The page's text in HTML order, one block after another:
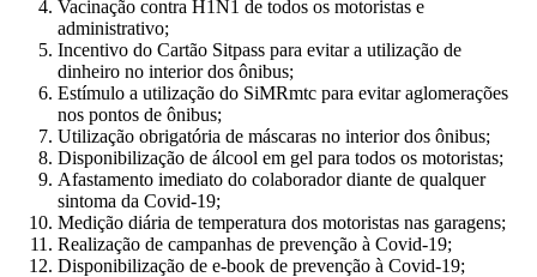
Vacinação contra H1N1 de todos os motoristas e
administrativo;
Incentivo do Cartão Sitpass para evitar a utilização de
dinheiro no interior dos ônibus;
Estímulo a utilização do SiMRmtc para evitar aglomerações
nos pontos de ônibus;
Utilização obrigatória de máscaras no interior dos ônibus;
Disponibilização de álcool em gel para todos os motoristas;
Afastamento imediato do colaborador diante de qualquer
sintoma da Covid-19;
Medição diária de temperatura dos motoristas nas garagens;
Realização de campanhas de prevenção à Covid-19;
Disponibilização de e-book de prevenção à Covid-19;